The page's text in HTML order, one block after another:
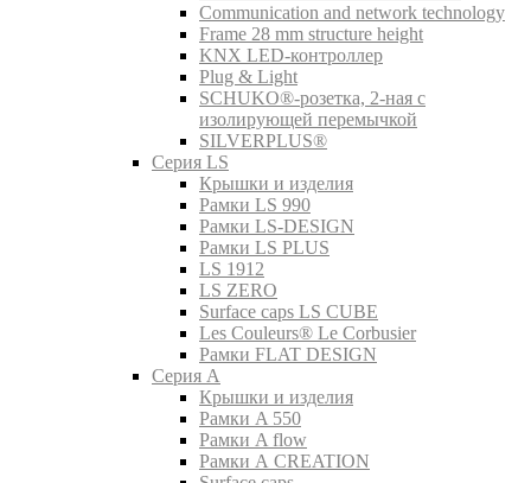
Communication and network technology
Frame 28 mm structure height
KNX LED-контроллер
Plug & Light
SCHUKO®-розетка, 2-ная с
изолирующей перемычкой
SILVERPLUS®
Серия LS
Крышки и изделия
Рамки LS 990
Рамки LS-DESIGN
Рамки LS PLUS
LS 1912
LS ZERO
Surface caps LS CUBE
Les Couleurs® Le Corbusier
Рамки FLAT DESIGN
Серия A
Крышки и изделия
Рамки A 550
Рамки A flow
Рамки A CREATION